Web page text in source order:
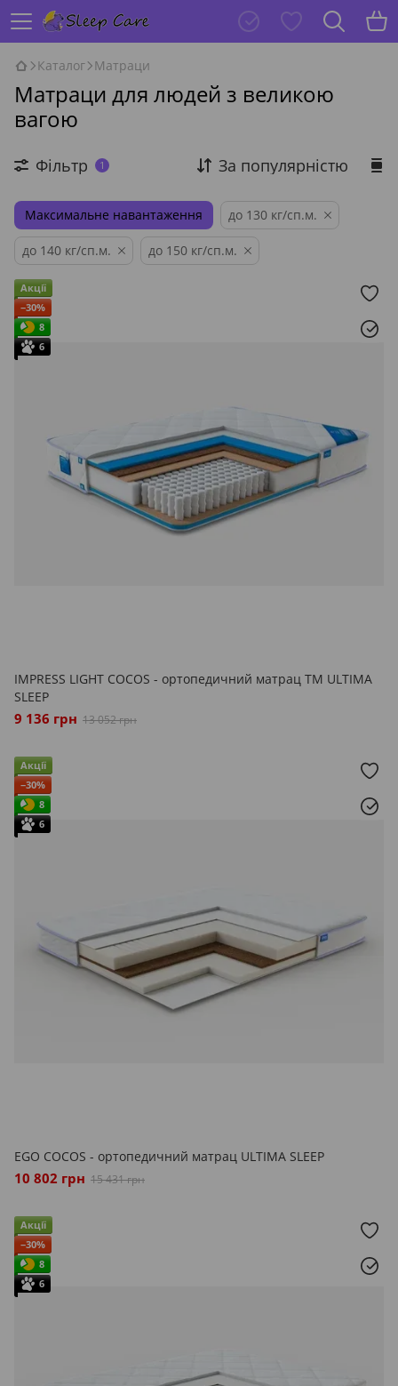
Каталог Матраци
Матраци для людей з великою
вагою
Фільтр 1 За популярністю
Максимальне навантаження до 130 кг/сп.м.
до 140 кг/сп.м. до 150 кг/сп.м.
Акції
−30%
8
6
IMPRESS LIGHT COCOS - ортопедичний матрац ТМ ULTIMA
SLEEP
9 136 грн 13 052 грн
Акції
−30%
8
6
EGO COCOS - ортопедичний матрац ULTIMA SLEEP
10 802 грн 15 431 грн
Акції
−30%
8
6